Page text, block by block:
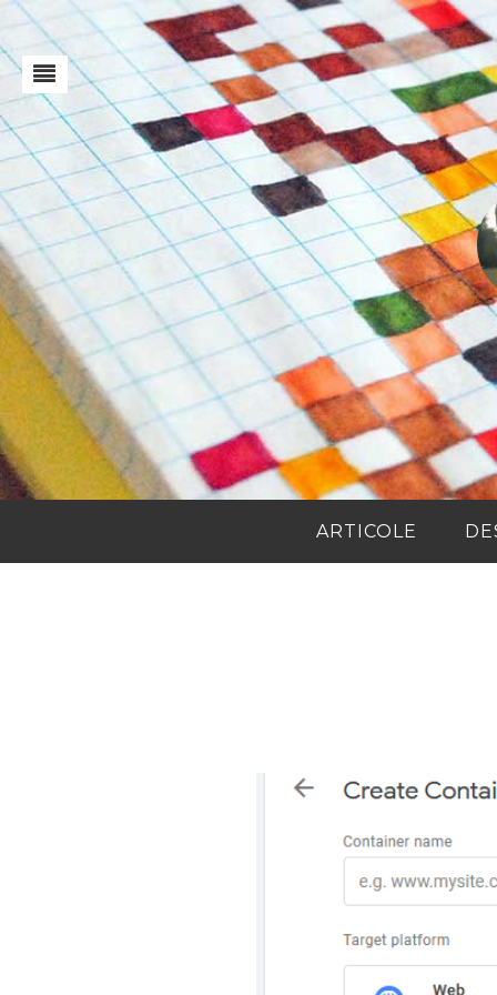
ARTICOLE